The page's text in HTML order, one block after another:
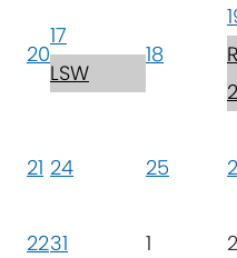
20
17
LSW
18
2
21 24 25
2231 1 2